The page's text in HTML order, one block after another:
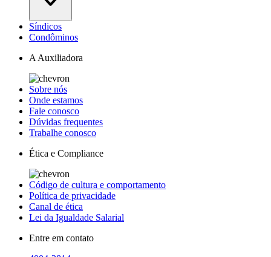
Síndicos
Condôminos
A Auxiliadora
Sobre nós
Onde estamos
Fale conosco
Dúvidas frequentes
Trabalhe conosco
Ética e Compliance
Código de cultura e comportamento
Política de privacidade
Canal de ética
Lei da Igualdade Salarial
Entre em contato